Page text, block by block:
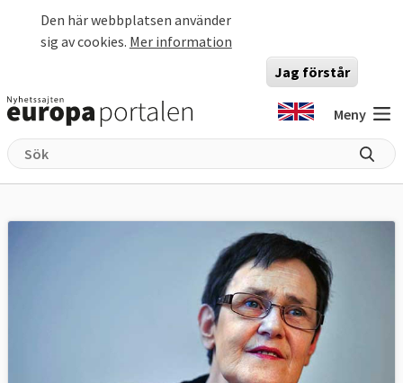
Den här webbplatsen använder
sig av cookies. Mer information
Jag förstår
Meny